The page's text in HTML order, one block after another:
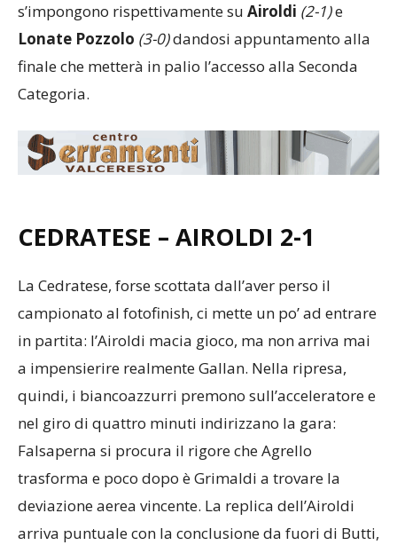
s’impongono rispettivamente su Airoldi (2-1)e
Lonate Pozzolo (3-0)dandosi appuntamento alla
finale che metterà in palio l’accesso alla Seconda
Categoria.
CEDRATESE – AIROLDI 2-1
La Cedratese, forse scottata dall’aver perso il
campionato al fotofinish, ci mette un po’ ad entrare
in partita: l’Airoldi macia gioco, ma non arriva mai
a impensierire realmente Gallan. Nella ripresa,
quindi, i biancoazzurri premono sull’acceleratore e
nel giro di quattro minuti indirizzano la gara:
Falsaperna si procura il rigore che Agrello
trasforma e poco dopo è Grimaldi a trovare la
deviazione aerea vincente. La replica dell’Airoldi
arriva puntuale con la conclusione da fuori di Butti,